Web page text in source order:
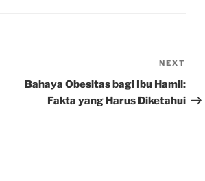
Post
NEXT
Bahaya Obesitas bagi Ibu Hamil:
Fakta yang Harus Diketahui